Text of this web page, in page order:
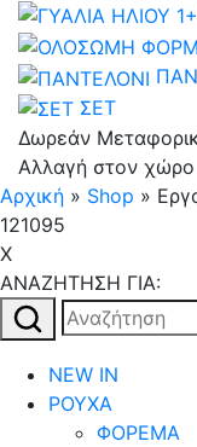
ΣΕΤ
Δωρεάν
Αλλαγή στον
Αρχική » Shop »
121095
X
AΝΑΖΗΤΗΣΗ ΓΙΑ:
Αναζήτηση
για:
NEW IN
ΡΟΥΧΑ
ΦΟΡΕΜΑ